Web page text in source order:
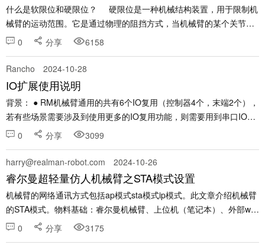
什么是软限位和硬限位？ 硬限位是一种机械结构装置，用于限制机
械臂的运动范围。它是通过物理的阻挡方式，当机械臂的某个关节或
末端执行器运动到极限位置时，机械部件（如限位块、挡销等）之间
0 分享 6158
Rancho 2024-10-28
IO扩展使用说明
背景： ● RM机械臂通用的共有6个IO复用（控制器4个，末端2个），
若有些场景需要涉及到使用更多的IO复用功能，则需要用到串口IO控
制器； ● 例如：生态合作伙伴软体机器人茶艺场景需要用到4个输
0 分享 3099
harry@realman-robot.com 2024-10-26
睿尔曼超轻量仿人机械臂之STA模式设置
机械臂的网络通讯方式包括ap模式sta模式ip模式。此文章介绍机械臂
的STA模式。物料基础：睿尔曼机械臂、上位机（笔记本）、外部wifi
等1通过IP模式进入到示教器，在通讯配置下找到sta模式的设置 2查
0 分享 3175